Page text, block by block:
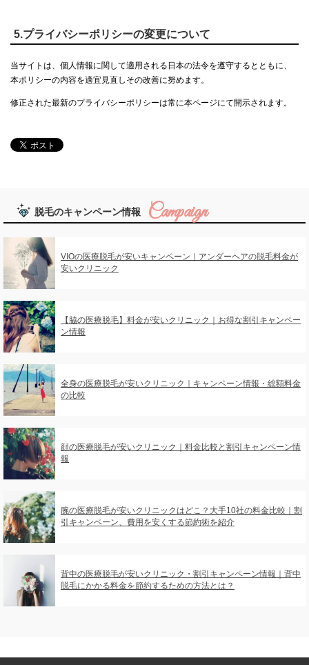
5.プライバシーポリシーの変更について
当サイトは、個人情報に関して適用される日本の法令を遵守するとともに、
本ポリシーの内容を適宜見直しその改善に努めます。
修正された最新のプライバシーポリシーは常に本ページにて開示されます。
脱毛のキャンペーン情報
VIOの医療脱毛が安いキャンペーン｜アンダーヘアの脱毛料金が
安いクリニック
【脇の医療脱毛】料金が安いクリニック｜お得な割引キャンペー
ン情報
全身の医療脱毛が安いクリニック｜キャンペーン情報・総額料金
の比較
顔の医療脱毛が安いクリニック｜料金比較と割引キャンペーン情
報
腕の医療脱毛が安いクリニックはどこ？大手10社の料金比較｜割
引キャンペーン、費用を安くする節約術を紹介
背中の医療脱毛が安いクリニック・割引キャンペーン情報｜背中
脱毛にかかる料金を節約するための方法とは？